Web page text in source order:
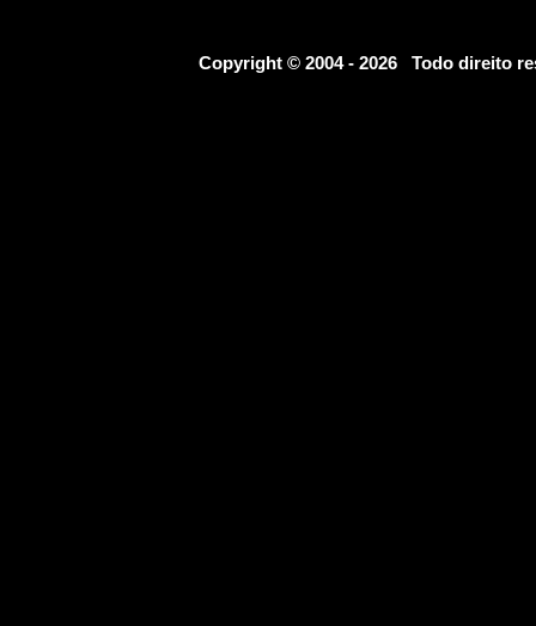
Copyright © 2004 - 2026 Todo direito